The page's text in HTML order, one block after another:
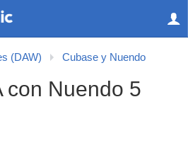
(DAW) Cubase y Nuendo
con Nuendo 5